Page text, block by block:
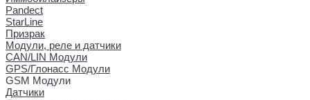
Pandect
StarLine
Призрак
Модули, реле и датчики
CAN/LIN Модули
GPS/Глонасс Модули
GSM Модули
Датчики